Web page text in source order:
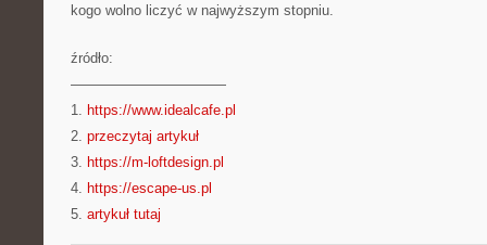
kogo wolno liczyć w najwyższym stopniu.
źródło:
———————————
1. https://www.idealcafe.pl
2. przeczytaj artykuł
3. https://m-loftdesign.pl
4. https://escape-us.pl
5. artykuł tutaj